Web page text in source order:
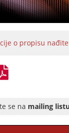
o propisu nađite
se na mailing listu